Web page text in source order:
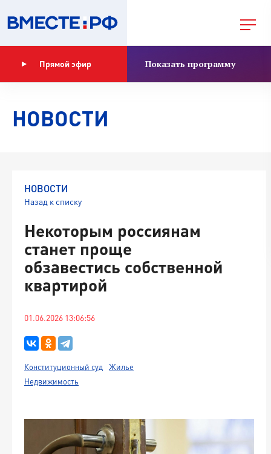
Прямой эфир Показать программу
НОВОСТИ
НОВОСТИ
Назад к списку
Некоторым россиянам
станет проще
обзавестись собственной
квартирой
01.06.2026 13:06:56
Конституционный суд
Жилье
Недвижимость